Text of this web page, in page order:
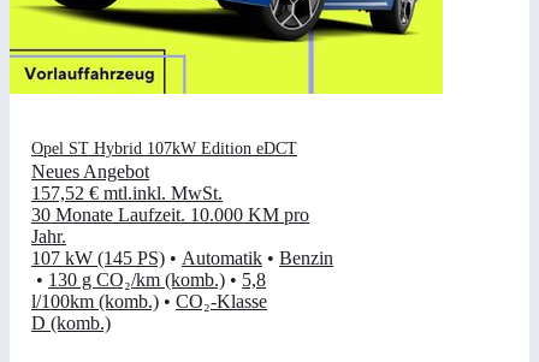
Opel ST Hybrid 107kW Edition eDCT
Neues Angebot
157,52 € mtl.inkl. MwSt.
30 Monate Laufzeit. 10.000 KM pro
Jahr.
107 kW (145 PS) • Automatik • Benzin
• 130 g CO₂/km (komb.) • 5,8
l/100km (komb.) • CO₂-Klasse
D (komb.)